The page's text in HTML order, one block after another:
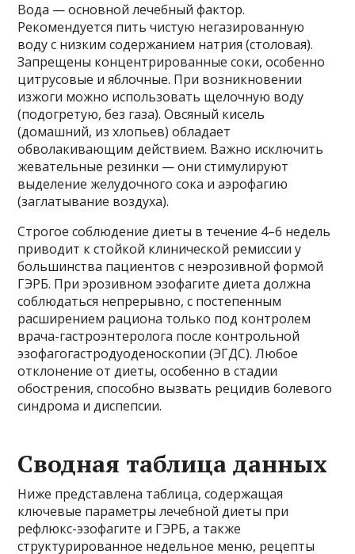
Вода — основной лечебный фактор.
Рекомендуется пить чистую негазированную
воду с низким содержанием натрия (столовая).
Запрещены концентрированные соки, особенно
цитрусовые и яблочные. При возникновении
изжоги можно использовать щелочную воду
(подогретую, без газа). Овсяный кисель
(домашний, из хлопьев) обладает
обволакивающим действием. Важно исключить
жевательные резинки — они стимулируют
выделение желудочного сока и аэрофагию
(заглатывание воздуха).
Строгое соблюдение диеты в течение 4–6 недель
приводит к стойкой клинической ремиссии у
большинства пациентов с неэрозивной формой
ГЭРБ. При эрозивном эзофагите диета должна
соблюдаться непрерывно, с постепенным
расширением рациона только под контролем
врача-гастроэнтеролога после контрольной
эзофагогастродуоденоскопии (ЭГДС). Любое
отклонение от диеты, особенно в стадии
обострения, способно вызвать рецидив болевого
синдрома и диспепсии.
Сводная таблица данных
Ниже представлена таблица, содержащая
ключевые параметры лечебной диеты при
рефлюкс-эзофагите и ГЭРБ, а также
структурированное недельное меню, рецепты